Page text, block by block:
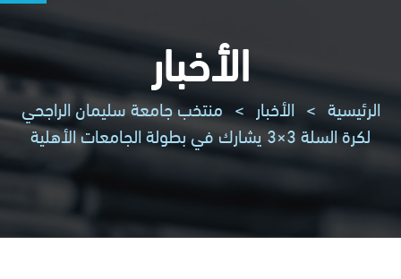
الأخبار
الرئيسية > الأخبار > منتخب جامعة سليمان الراجحي
لكرة السلة 3×3 يشارك في بطولة الجامعات الأهلية